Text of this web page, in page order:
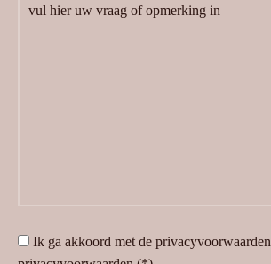
Ik ga akkoord met de privacyvoorwaarden